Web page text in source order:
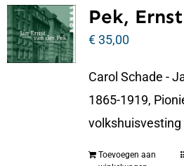
Pek,
€35,00
Carol Schade -
1865-1919,
volkshuisvesting
Toevoegen aan